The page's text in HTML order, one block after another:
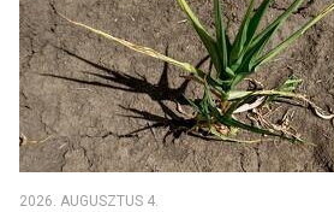
2026. AUGUSZTUS 4.